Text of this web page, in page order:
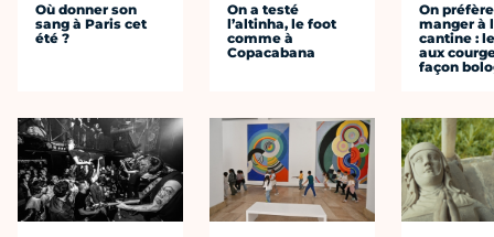
Où donner son
sang à Paris cet
été ?
On a testé
l’altinha, le foot
comme à
Copacabana
On préfère
manger à
cantine :
aux
façon